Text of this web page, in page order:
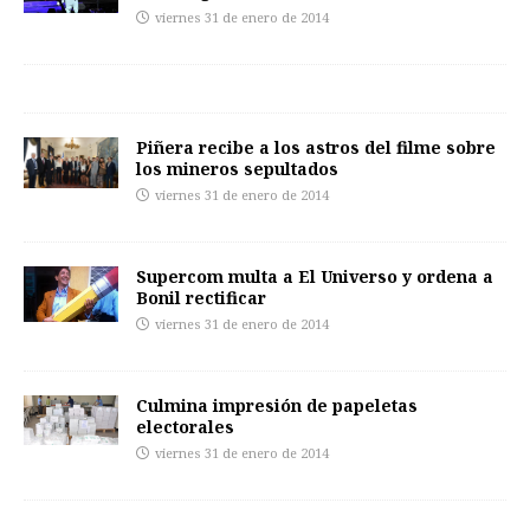
viernes 31 de enero de 2014
Piñera recibe a los astros del filme sobre
los mineros sepultados
viernes 31 de enero de 2014
Supercom multa a El Universo y ordena a
Bonil rectificar
viernes 31 de enero de 2014
Culmina impresión de papeletas
electorales
viernes 31 de enero de 2014